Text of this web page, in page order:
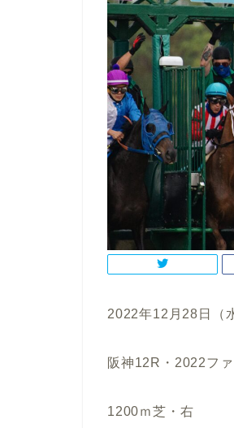
2022年12月28日（
阪神12R・2022フ
1200ｍ芝・右